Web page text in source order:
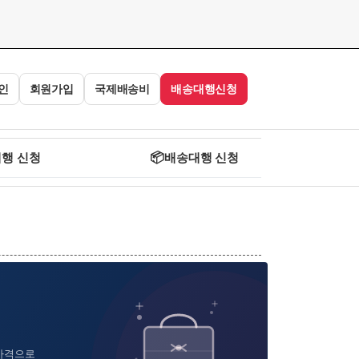
회원가입 국제배송비 배송대행신청
신청 📦배송대행 신청
격으로